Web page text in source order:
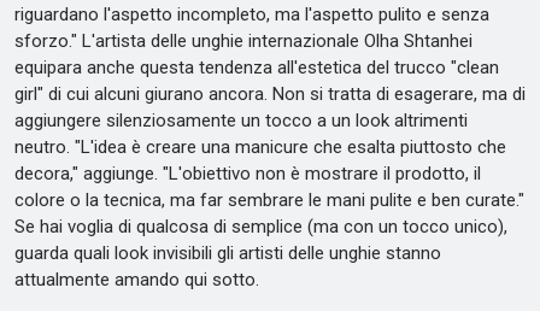
riguardano l'aspetto incompleto, ma l'aspetto pulito e senza
sforzo." L'artista delle unghie internazionale Olha Shtanhei
equipara anche questa tendenza all'estetica del trucco "clean
girl" di cui alcuni giurano ancora. Non si tratta di esagerare, ma di
aggiungere silenziosamente un tocco a un look altrimenti
neutro. "L'idea è creare una manicure che esalta piuttosto che
decora," aggiunge. "L'obiettivo non è mostrare il prodotto, il
colore o la tecnica, ma far sembrare le mani pulite e ben curate."
Se hai voglia di qualcosa di semplice (ma con un tocco unico),
guarda quali look invisibili gli artisti delle unghie stanno
attualmente amando qui sotto.